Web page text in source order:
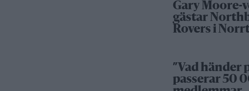
Gary Moore-
gästar
Rovers i
”Vad händer
passerar 50